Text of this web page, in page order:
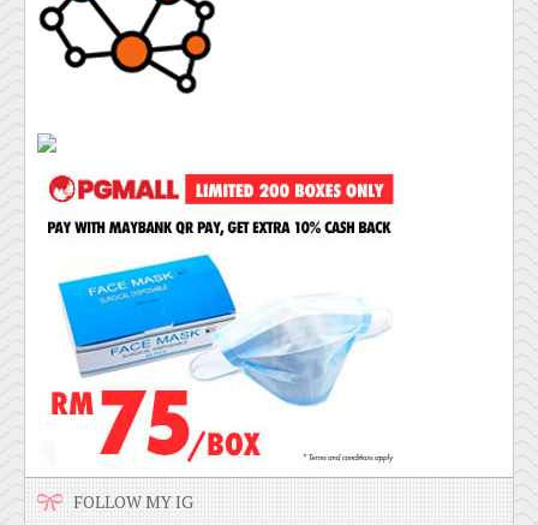
FOLLOW MY IG